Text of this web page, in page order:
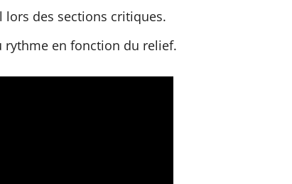
lors des sections critiques.
en fonction du relief.